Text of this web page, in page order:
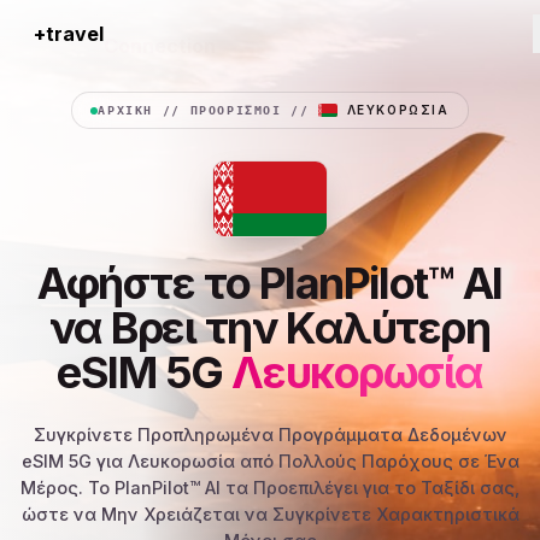
+travel
ΑΡΧΙΚΉ // ΠΡΟΟΡΙΣΜΟΊ // ΛΕΥΚΟΡΩΣΊΑ
Αφήστε το PlanPilot™ AI
να Βρει την Καλύτερη
eSIM 5G Λευκορωσία
Συγκρίνετε Προπληρωμένα Προγράμματα Δεδομένων
eSIM 5G για Λευκορωσία από Πολλούς Παρόχους σε Ένα
Μέρος. Το PlanPilot™ AI τα Προεπιλέγει για το Ταξίδι σας,
ώστε να Μην Χρειάζεται να Συγκρίνετε Χαρακτηριστικά